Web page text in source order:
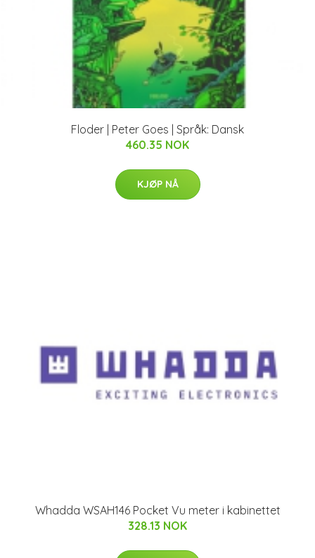
Floder | Peter Goes | Språk: Dansk
460.35 NOK
KJØP NÅ
Whadda WSAH146 Pocket Vu meter i kabinettet
328.13 NOK